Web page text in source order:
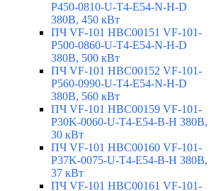
P450-0810-U-T4-E54-N-H-D
380В, 450 кВт
ПЧ VF-101 HBC00151 VF-101-
P500-0860-U-T4-E54-N-H-D
380В, 500 кВт
ПЧ VF-101 HBC00152 VF-101-
P560-0990-U-T4-E54-N-H-D
380В, 560 кВт
ПЧ VF-101 HBC00159 VF-101-
P30K-0060-U-T4-E54-B-H 380В,
30 кВт
ПЧ VF-101 HBC00160 VF-101-
P37K-0075-U-T4-E54-B-H 380В,
37 кВт
ПЧ VF-101 HBC00161 VF-101-